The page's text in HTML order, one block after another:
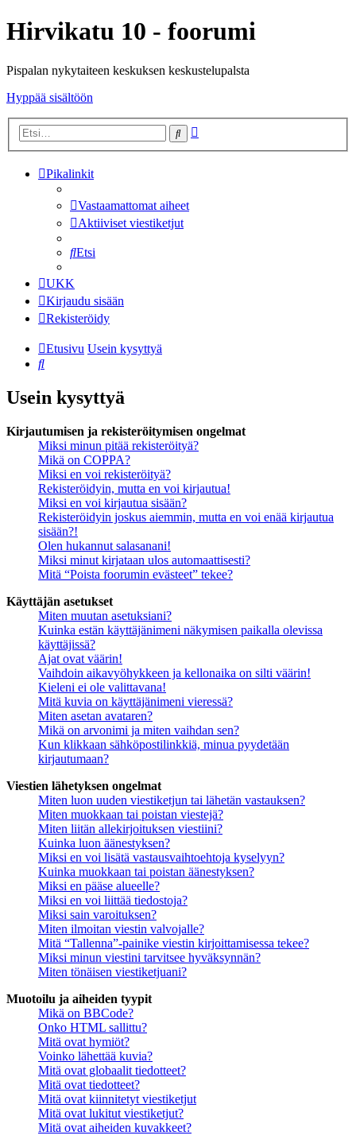
Hirvikatu 10 - foorumi
Pispalan nykytaiteen keskuksen keskustelupalsta
Hyppää sisältöön
Etsi
Pikalinkit
Vastaamattomat aiheet
Aktiiviset viestiketjut
Etsi
UKK
Kirjaudu sisään
Rekisteröidy
Etusivu Usein kysyttyä
Etsi
Usein kysyttyä
Kirjautumisen ja rekisteröitymisen ongelmat
Miksi minun pitää rekisteröityä?
Mikä on COPPA?
Miksi en voi rekisteröityä?
Rekisteröidyin, mutta en voi kirjautua!
Miksi en voi kirjautua sisään?
Rekisteröidyin joskus aiemmin, mutta en voi enää kirjautua
sisään?!
Olen hukannut salasanani!
Miksi minut kirjataan ulos automaattisesti?
Mitä “Poista foorumin evästeet” tekee?
Käyttäjän asetukset
Miten muutan asetuksiani?
Kuinka estän käyttäjänimeni näkymisen paikalla olevissa
käyttäjissä?
Ajat ovat väärin!
Vaihdoin aikavyöhykkeen ja kellonaika on silti väärin!
Kieleni ei ole valittavana!
Mitä kuvia on käyttäjänimeni vieressä?
Miten asetan avataren?
Mikä on arvonimi ja miten vaihdan sen?
Kun klikkaan sähköpostilinkkiä, minua pyydetään
kirjautumaan?
Viestien lähetyksen ongelmat
Miten luon uuden viestiketjun tai lähetän vastauksen?
Miten muokkaan tai poistan viestejä?
Miten liitän allekirjoituksen viestiini?
Kuinka luon äänestyksen?
Miksi en voi lisätä vastausvaihtoehtoja kyselyyn?
Kuinka muokkaan tai poistan äänestyksen?
Miksi en pääse alueelle?
Miksi en voi liittää tiedostoja?
Miksi sain varoituksen?
Miten ilmoitan viestin valvojalle?
Mitä “Tallenna”-painike viestin kirjoittamisessa tekee?
Miksi minun viestini tarvitsee hyväksynnän?
Miten tönäisen viestiketjuani?
Muotoilu ja aiheiden tyypit
Mikä on BBCode?
Onko HTML sallittu?
Mitä ovat hymiöt?
Voinko lähettää kuvia?
Mitä ovat globaalit tiedotteet?
Mitä ovat tiedotteet?
Mitä ovat kiinnitetyt viestiketjut
Mitä ovat lukitut viestiketjut?
Mitä ovat aiheiden kuvakkeet?